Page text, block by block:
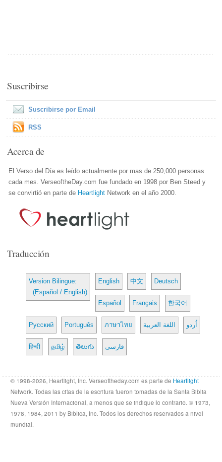
Suscribirse
Suscribirse por Email
RSS
Acerca de
El Verso del Día es leído actualmente por mas de 250,000 personas
cada mes. VerseoftheDay.com fue fundado en 1998 por Ben Steed y
se convirtió en parte de Heartlight Network en el año 2000.
Traducción
Version Bilingue:
(Español / English)
English 中文 Deutsch
Español Français 한국어
Русский Português ภาษาไทย اللغة العربية اُردو
हिन्दी தமிழ் తెలుగు فارسی
© 1998-2026, Heartlight, Inc. Verseoftheday.com es parte de Heartlight
Network. Todas las citas de la escritura fueron tomadas de la Santa Biblia
Nueva Versión Internacional, a menos que se indique lo contrario. © 1973,
1978, 1984, 2011 by Biblica, Inc. Todos los derechos reservados a nivel
mundial.